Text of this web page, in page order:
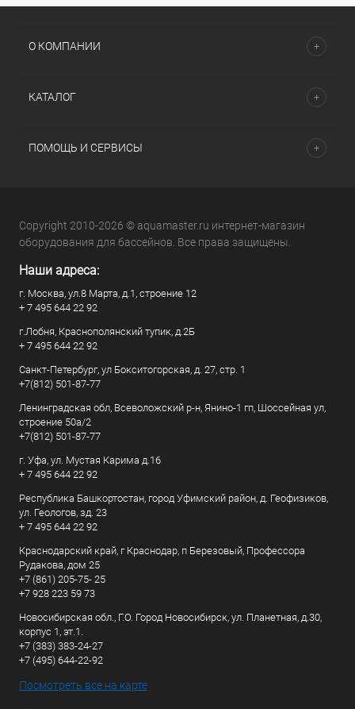
О КОМПАНИИ
КАТАЛОГ
ПОМОЩЬ И СЕРВИСЫ
Copyright 2010-2026 © aquamaster.ru интернет-магазин
оборудования для бассейнов. Все права защищены.
Наши адреса:
г. Москва, ул.8 Марта, д.1, строение 12
+ 7 495 644 22 92
г.Лобня, Краснополянский тупик, д.2Б
+ 7 495 644 22 92
Санкт-Петербург, ул Бокситогорская, д. 27, стр. 1
+7(812) 501-87-77
Ленинградская обл, Всеволожский р-н, Янино-1 гп, Шоссейная ул,
строение 50а/2
+7(812) 501-87-77
г. Уфа, ул. Мустая Карима д.16
+ 7 495 644 22 92
Республика Башкортостан, город Уфимский район, д. Геофизиков,
ул. Геологов, зд. 23
+ 7 495 644 22 92
Краснодарский край, г Краснодар, п Березовый, Профессора
Рудакова, дом 25
+7 (861) 205-75- 25
+7 928 223 59 73
Новосибирская обл., Г.О. Город Новосибирск, ул. Планетная, д.30,
корпус 1, эт.1.
+7 (383) 383-24-27
+7 (495) 644-22-92
Посмотреть все на карте